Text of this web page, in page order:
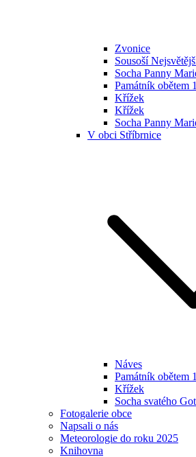
Zvonice
Sousoší
Socha Panny
Památník obětem
Křížek
Křížek
Socha Panny
V obci Stříbrnice
Náves
Památník obětem
Křížek
Socha svatého
Fotogalerie obce
Napsali o nás
Meteorologie do roku 2025
Knihovna